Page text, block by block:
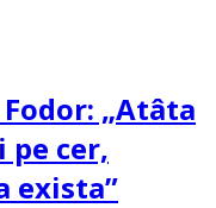
„Atâta
cer,
exista”